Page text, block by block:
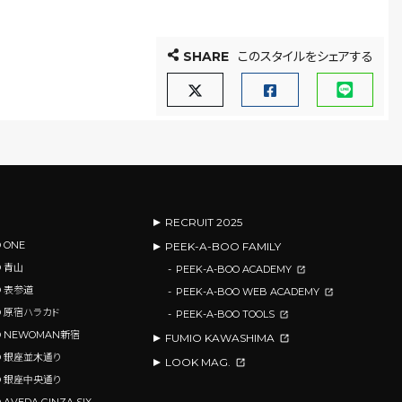
SHARE このスタイルをシェアする
ONE
青山
表参道
宿ハラカド
NEWOMAN新宿
座並木通り
座中央通り
RECRUIT 2025
PEEK-A-BOO FAMILY
PEEK-A-BOO ACADEMY
PEEK-A-BOO WEB ACADEMY
PEEK-A-BOO TOOLS
FUMIO KAWASHIMA
LOOK MAG.